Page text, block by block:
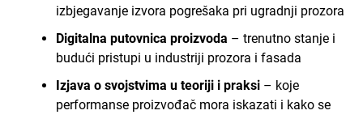
izbjegavanje izvora pogrešaka pri ugradnji prozora
Digitalna putovnica proizvoda – trenutno stanje i
budući pristupi u industriji prozora i fasada
Izjava o svojstvima u teoriji i praksi – koje
performanse proizvođač mora iskazati i kako se